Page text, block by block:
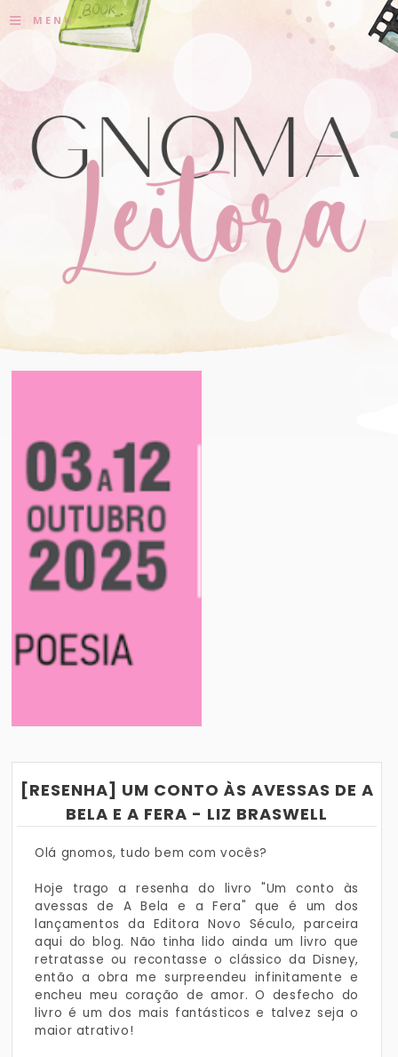
≡ MENU
2025: TUDO QUE VOCÊ PRECISA
LIVROS QUE PROMETEM GRANDES
[RESENHA] UM CONTO ÀS AVESSAS DE A
BELA E A FERA - LIZ BRASWELL
Olá gnomos, tudo bem com vocês?
Hoje trago a resenha do livro "Um conto às
avessas de A Bela e a Fera" que é um dos
lançamentos da Editora Novo Século, parceira
aqui do blog. Não tinha lido ainda um livro que
retratasse ou recontasse o clássico da Disney,
então a obra me surpreendeu infinitamente e
encheu meu coração de amor. O desfecho do
livro é um dos mais fantásticos e talvez seja o
maior atrativo!